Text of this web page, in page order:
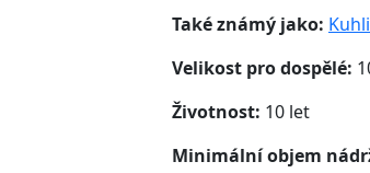
Také známý jako:
Velikost pro dospělé:
Životnost: 10 let
Minimální objem